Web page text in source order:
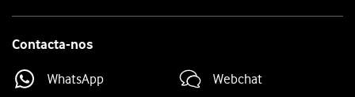
Contacta-nos
WhatsApp Webchat